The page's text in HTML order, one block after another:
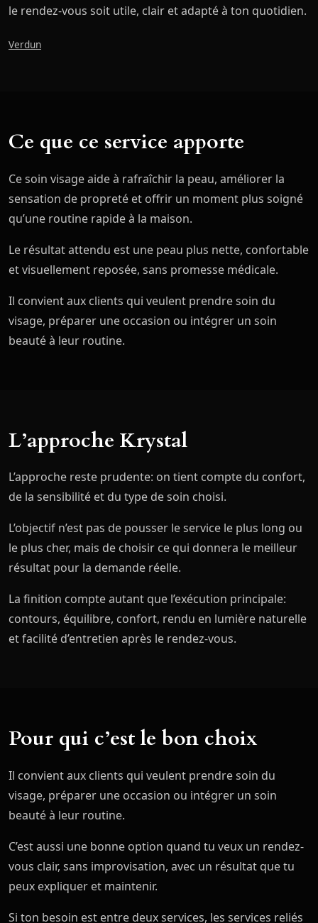
le rendez-vous soit utile, clair et adapté à ton quotidien.
Verdun
Ce que ce service apporte
Ce soin visage aide à rafraîchir la peau, améliorer la
sensation de propreté et offrir un moment plus soigné
qu’une routine rapide à la maison.
Le résultat attendu est une peau plus nette, confortable
et visuellement reposée, sans promesse médicale.
Il convient aux clients qui veulent prendre soin du
visage, préparer une occasion ou intégrer un soin
beauté à leur routine.
L’approche Krystal
L’approche reste prudente: on tient compte du confort,
de la sensibilité et du type de soin choisi.
L’objectif n’est pas de pousser le service le plus long ou
le plus cher, mais de choisir ce qui donnera le meilleur
résultat pour la demande réelle.
La finition compte autant que l’exécution principale:
contours, équilibre, confort, rendu en lumière naturelle
et facilité d’entretien après le rendez-vous.
Pour qui c’est le bon choix
Il convient aux clients qui veulent prendre soin du
visage, préparer une occasion ou intégrer un soin
beauté à leur routine.
C’est aussi une bonne option quand tu veux un rendez-
vous clair, sans improvisation, avec un résultat que tu
peux expliquer et maintenir.
Si ton besoin est entre deux services, les services reliés